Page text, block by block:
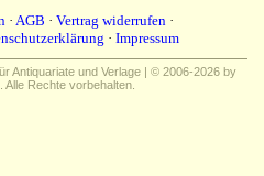
· AGB · Vertrag widerrufen ·
· Impressum
Antiquariate und Verlage | © 2006-2026 by
. Alle Rechte vorbehalten.